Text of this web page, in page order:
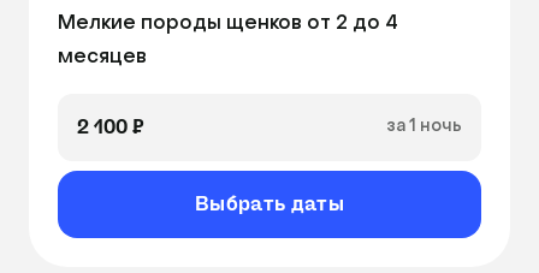
Мелкие породы щенков от 2 до 4
месяцев
2 100 ₽ за 1 ночь
Выбрать даты